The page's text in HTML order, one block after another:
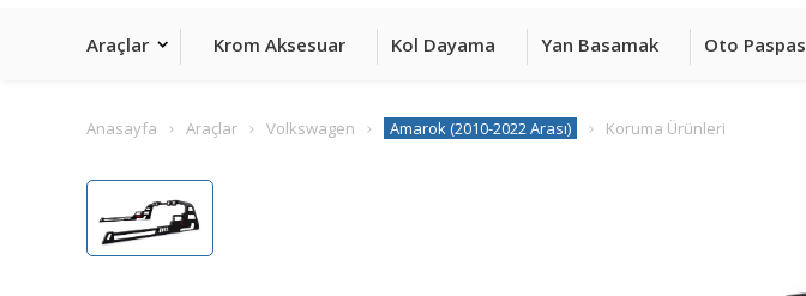
Araçlar Krom Aksesuar Kol Dayama Yan Basamak Oto Paspas
Anasayfa Araçlar Volkswagen Amarok (2010-2022 Arası) Koruma Ürünleri